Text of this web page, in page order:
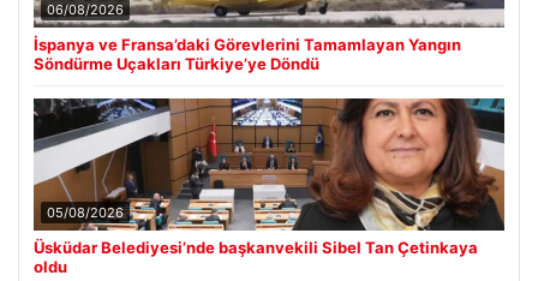
06/08/2026
İspanya ve Fransa’daki Görevlerini Tamamlayan Yangın
Söndürme Uçakları Türkiye’ye Döndü
05/08/2026
Üsküdar Belediyesi’nde başkanvekili Sibel Tan Çetinkaya
oldu